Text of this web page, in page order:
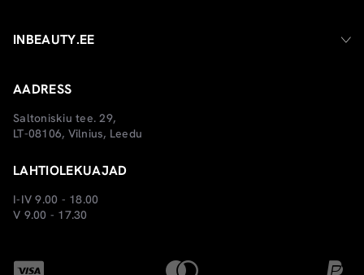
INBEAUTY.EE
AADRESS
Saltoniskiu tee. 29,
LT-08106, Vilnius, Leedu
LAHTIOLEKUAJAD
I-IV 9.00 - 18.00
V 9.00 - 17.30